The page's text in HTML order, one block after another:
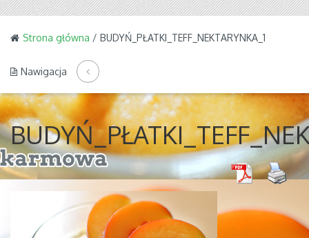
Strona główna / BUDYŃ_PŁATKI_TEFF_NEKTARYNKA_1
Nawigacja